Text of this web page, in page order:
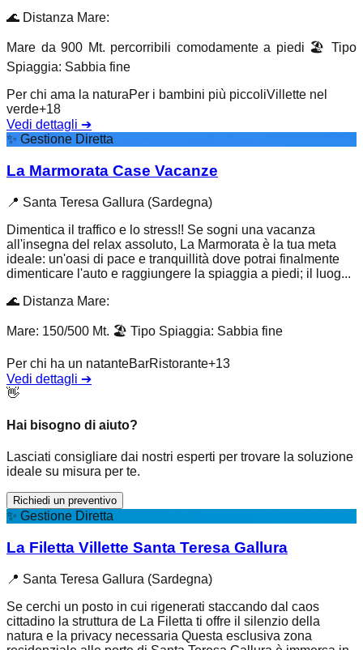
🌊 Distanza Mare:
Mare da 900 Mt. percorribili comodamente a piedi 🏖️ Tipo
Spiaggia: Sabbia fine
Per chi ama la naturaPer i bambini più piccoliVillette nel
verde+18
Vedi dettagli ➔
✨ Gestione Diretta
La Marmorata Case Vacanze
📍 Santa Teresa Gallura (Sardegna)
Dimentica il traffico e lo stress!! Se sogni una vacanza
all'insegna del relax assoluto, La Marmorata è la tua meta
ideale: un'oasi di pace e tranquillità dove potrai finalmente
dimenticare l'auto e raggiungere la spiaggia a piedi; il luog...
🌊 Distanza Mare:
Mare: 150/500 Mt. 🏖️ Tipo Spiaggia: Sabbia fine
Per chi ha un natanteBarRistorante+13
Vedi dettagli ➔
👋
Hai bisogno di aiuto?
Lasciati consigliare dai nostri esperti per trovare la soluzione
ideale su misura per te.
Richiedi un preventivo
✨ Gestione Diretta
La Filetta Villette Santa Teresa Gallura
📍 Santa Teresa Gallura (Sardegna)
Se cerchi un posto in cui rigenerati staccando dal caos
cittadino la struttura de La Filetta ti offre il silenzio della
natura e la privacy necessaria Questa esclusiva zona